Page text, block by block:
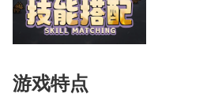
游戏特点